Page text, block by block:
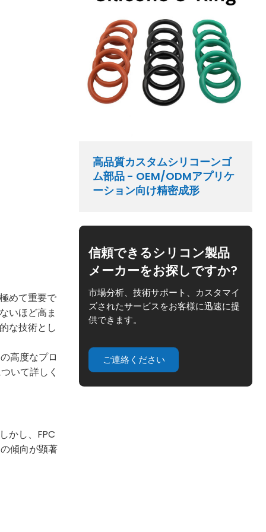
めて重要で
いほど高ま
な技術とし
高度なプロ
いて詳しく
かし、FPC
傾向が顕著
高品質カスタムシリコーンゴ
ム部品 - OEM/ODMアプリケ
ーション向け精密成形
信頼できるシリコン製品
メーカーをお探しですか?
市場分析、技術サポート、カスタマイ
ズされたサービスをお客様に迅速に提
供できます。
ご連絡ください